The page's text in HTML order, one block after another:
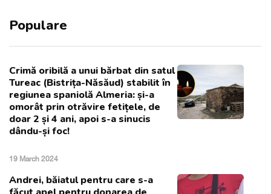
Populare
Crimă oribilă a unui bărbat din satul
Tureac (Bistrița-Năsăud) stabilit în
regiunea spaniolă Almeria: și-a
omorât prin otrăvire fetițele, de
doar 2 și 4 ani, apoi s-a sinucis
dându-și foc!
19 March 2024
Andrei, băiatul pentru care s-a